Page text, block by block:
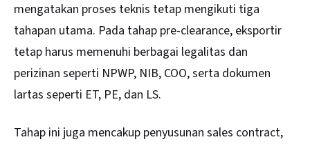
mengatakan proses teknis tetap mengikuti tiga
tahapan utama. Pada tahap pre-clearance, eksportir
tetap harus memenuhi berbagai legalitas dan
perizinan seperti NPWP, NIB, COO, serta dokumen
lartas seperti ET, PE, dan LS.
Tahap ini juga mencakup penyusunan sales contract,